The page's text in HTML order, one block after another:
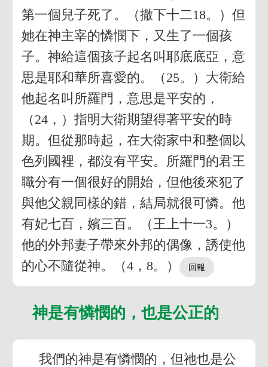
第一個兒子死了。（撒下十二18。）但
她在神主宰的憐憫下，又生了一個孩
子。神給這個孩子起名叫耶底底亞，意
思是耶和華所喜愛的。（25。）大衛給
他起名叫所羅門，意思是平安的，
（24，）指明大衛期望得著平安的時
期。但從那時起，在大衛家中和整個以
色列國裡，都沒有平安。所羅門的君王
職分有一個很好的開始，但他後來犯了
與他父親同樣的錯，結局就很可憐。他
有妃七百，嬪三百。（王上十一3。）
他的外邦妻子帶來外邦的偶像，誘使他
的心不隨從神。（4，8。）
神是有憐憫的，也是公正的
我們的神是有憐憫的，但祂也是公